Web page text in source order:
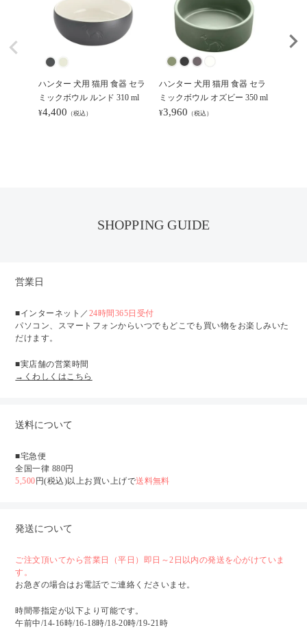
ハンター 犬用 猫用 食器 セラ
ミックボウル ルンド 310 ml
¥4,400 （税込）
ハンター 犬用 猫用 食器 セラ
ミックボウル オズビー 350 ml
¥3,960 （税込）
SHOPPING GUIDE
営業日
■インターネット／ 24時間365日受付
パソコン、スマートフォンからいつでもどこでも買い物をお楽しみいた
だけます。
■実店舗の営業時間
→くわしくはこちら
送料について
■宅急便
全国一律 880円
5,500円(税込)以上お買い上げで送料無料
発送について
ご注文頂いてから営業日（平日）即日～2日以内の発送を心がけていま
す。
お急ぎの場合はお電話でご連絡くださいませ。
時間帯指定が以下より可能です。
午前中/14-16時/16-18時/18-20時/19-21時